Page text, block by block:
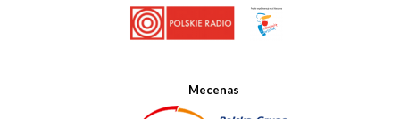
Mecenas